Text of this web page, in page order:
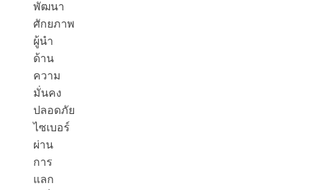
พัฒนา
ศักยภาพ
ผู้นำ
ด้าน
ความ
มั่นคง
ปลอดภัย
ไซเบอร์
ผ่าน
การ
แลก